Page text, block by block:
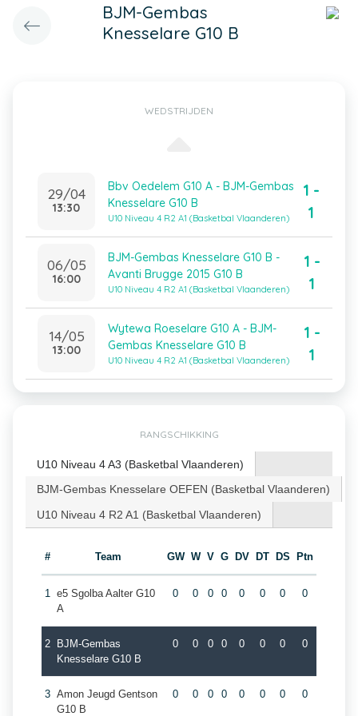
BJM-Gembas
Knesselare G10 B
WEDSTRIJDEN
29/04
13:30
Bbv Oedelem G10 A - BJM-Gembas
Knesselare G10 B
U10 Niveau 4 R2 A1 (Basketbal Vlaanderen)
1 -
1
06/05
16:00
BJM-Gembas Knesselare G10 B -
Avanti Brugge 2015 G10 B
U10 Niveau 4 R2 A1 (Basketbal Vlaanderen)
1 -
1
14/05
13:00
Wytewa Roeselare G10 A - BJM-
Gembas Knesselare G10 B
U10 Niveau 4 R2 A1 (Basketbal Vlaanderen)
1 -
1
RANGSCHIKKING
U10 Niveau 4 A3 (Basketbal Vlaanderen)
BJM-Gembas Knesselare OEFEN (Basketbal Vlaanderen)
U10 Niveau 4 R2 A1 (Basketbal Vlaanderen)
# Team GW W V G DV DT DS Ptn
1 e5 Sgolba Aalter G10
A
0 0 0 0 0 0 0 0
2
BJM-Gembas
Knesselare G10 B
0 0 0 0 0 0 0 0
3 Amon Jeugd Gentson
G10 B
0 0 0 0 0 0 0 0